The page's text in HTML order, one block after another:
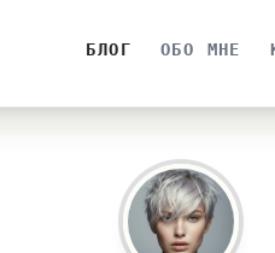
БЛОГ ОБО МНЕ